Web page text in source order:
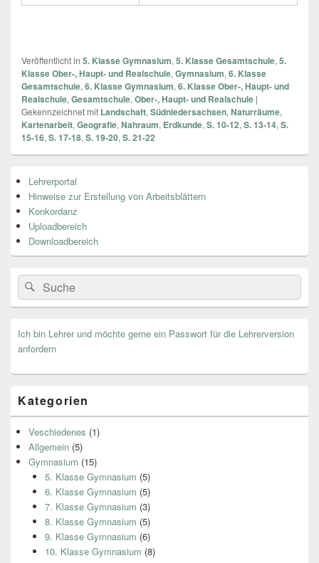
Veröffentlicht in 5. Klasse Gymnasium, 5. Klasse Gesamtschule, 5.
Klasse Ober-, Haupt- und Realschule, Gymnasium, 6. Klasse
Gesamtschule, 6. Klasse Gymnasium, 6. Klasse Ober-, Haupt- und
Realschule, Gesamtschule, Ober-, Haupt- und Realschule |
Gekennzeichnet mit Landschaft, Südniedersachsen, Naturräume,
Kartenarbeit, Geografie, Nahraum, Erdkunde, S. 10-12, S. 13-14, S.
15-16, S. 17-18, S. 19-20, S. 21-22
Seitenleisten
Widget-
Bereich
Lehrerportal
Hinweise zur Erstellung von Arbeitsblättern
Konkordanz
Uploadbereich
Downloadbereich
Search
for:
Suche
Ich bin Lehrer und möchte gerne ein Passwort für die Lehrerversion
anfordern
Kategorien
Veschiedenes (1)
Allgemein (5)
Gymnasium (15)
5. Klasse Gymnasium (5)
6. Klasse Gymnasium (5)
7. Klasse Gymnasium (3)
8. Klasse Gymnasium (5)
9. Klasse Gymnasium (6)
10. Klasse Gymnasium (8)